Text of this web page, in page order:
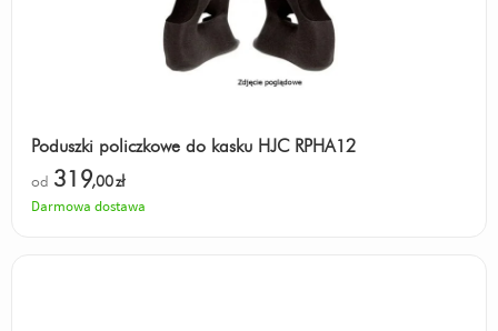
Poduszki policzkowe do kasku HJC RPHA12
od 319,00zł
Darmowa dostawa